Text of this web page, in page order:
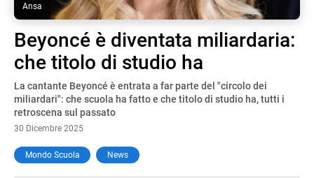
Ansa
Beyoncé è diventata miliardaria:
che titolo di studio ha
La cantante Beyoncé è entrata a far parte del "circolo dei
miliardari": che scuola ha fatto e che titolo di studio ha, tutti i
retroscena sul passato
30 Dicembre 2025
Mondo Scuola News